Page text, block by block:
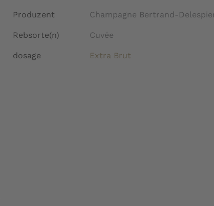
Produzent Champagne Bertrand-
Rebsorte(n) Cuvée
dosage Extra Brut